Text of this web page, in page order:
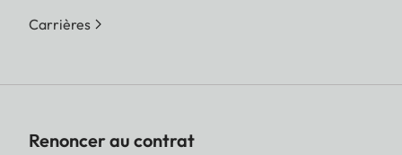
Carrières
Renoncer au contrat